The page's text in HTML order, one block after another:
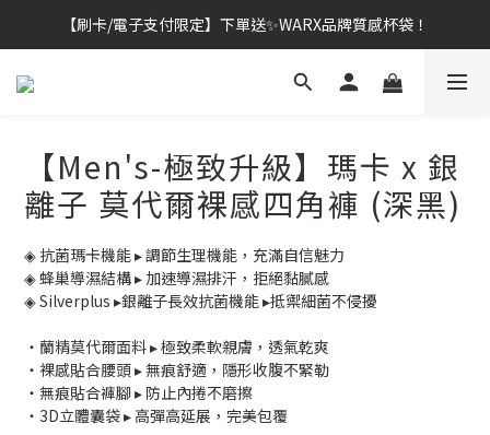
👔挺爸行動：全館襪款【最低$149起】✨立即下單！
【刷卡/電子支付限定】下單送✨WARX品牌質感杯袋！
【Men's-極致升級】瑪卡 x 銀
離子 莫代爾裸感四角褲 (深黑)
◈ 抗菌瑪卡機能 ▸ 調節生理機能，充滿自信魅力
◈ 蜂巢導濕結構 ▸ 加速導濕排汗，拒絕黏膩感
◈ Silverplus ▸銀離子長效抗菌機能 ▸抵禦細菌不侵擾
・蘭精莫代爾面料 ▸ 極致柔軟親膚，透氣乾爽
・裸感貼合腰頭 ▸ 無痕舒適，隱形收腹不緊勒
・無痕貼合褲腳 ▸ 防止內捲不磨擦
・3D立體囊袋 ▸ 高彈高延展，完美包覆